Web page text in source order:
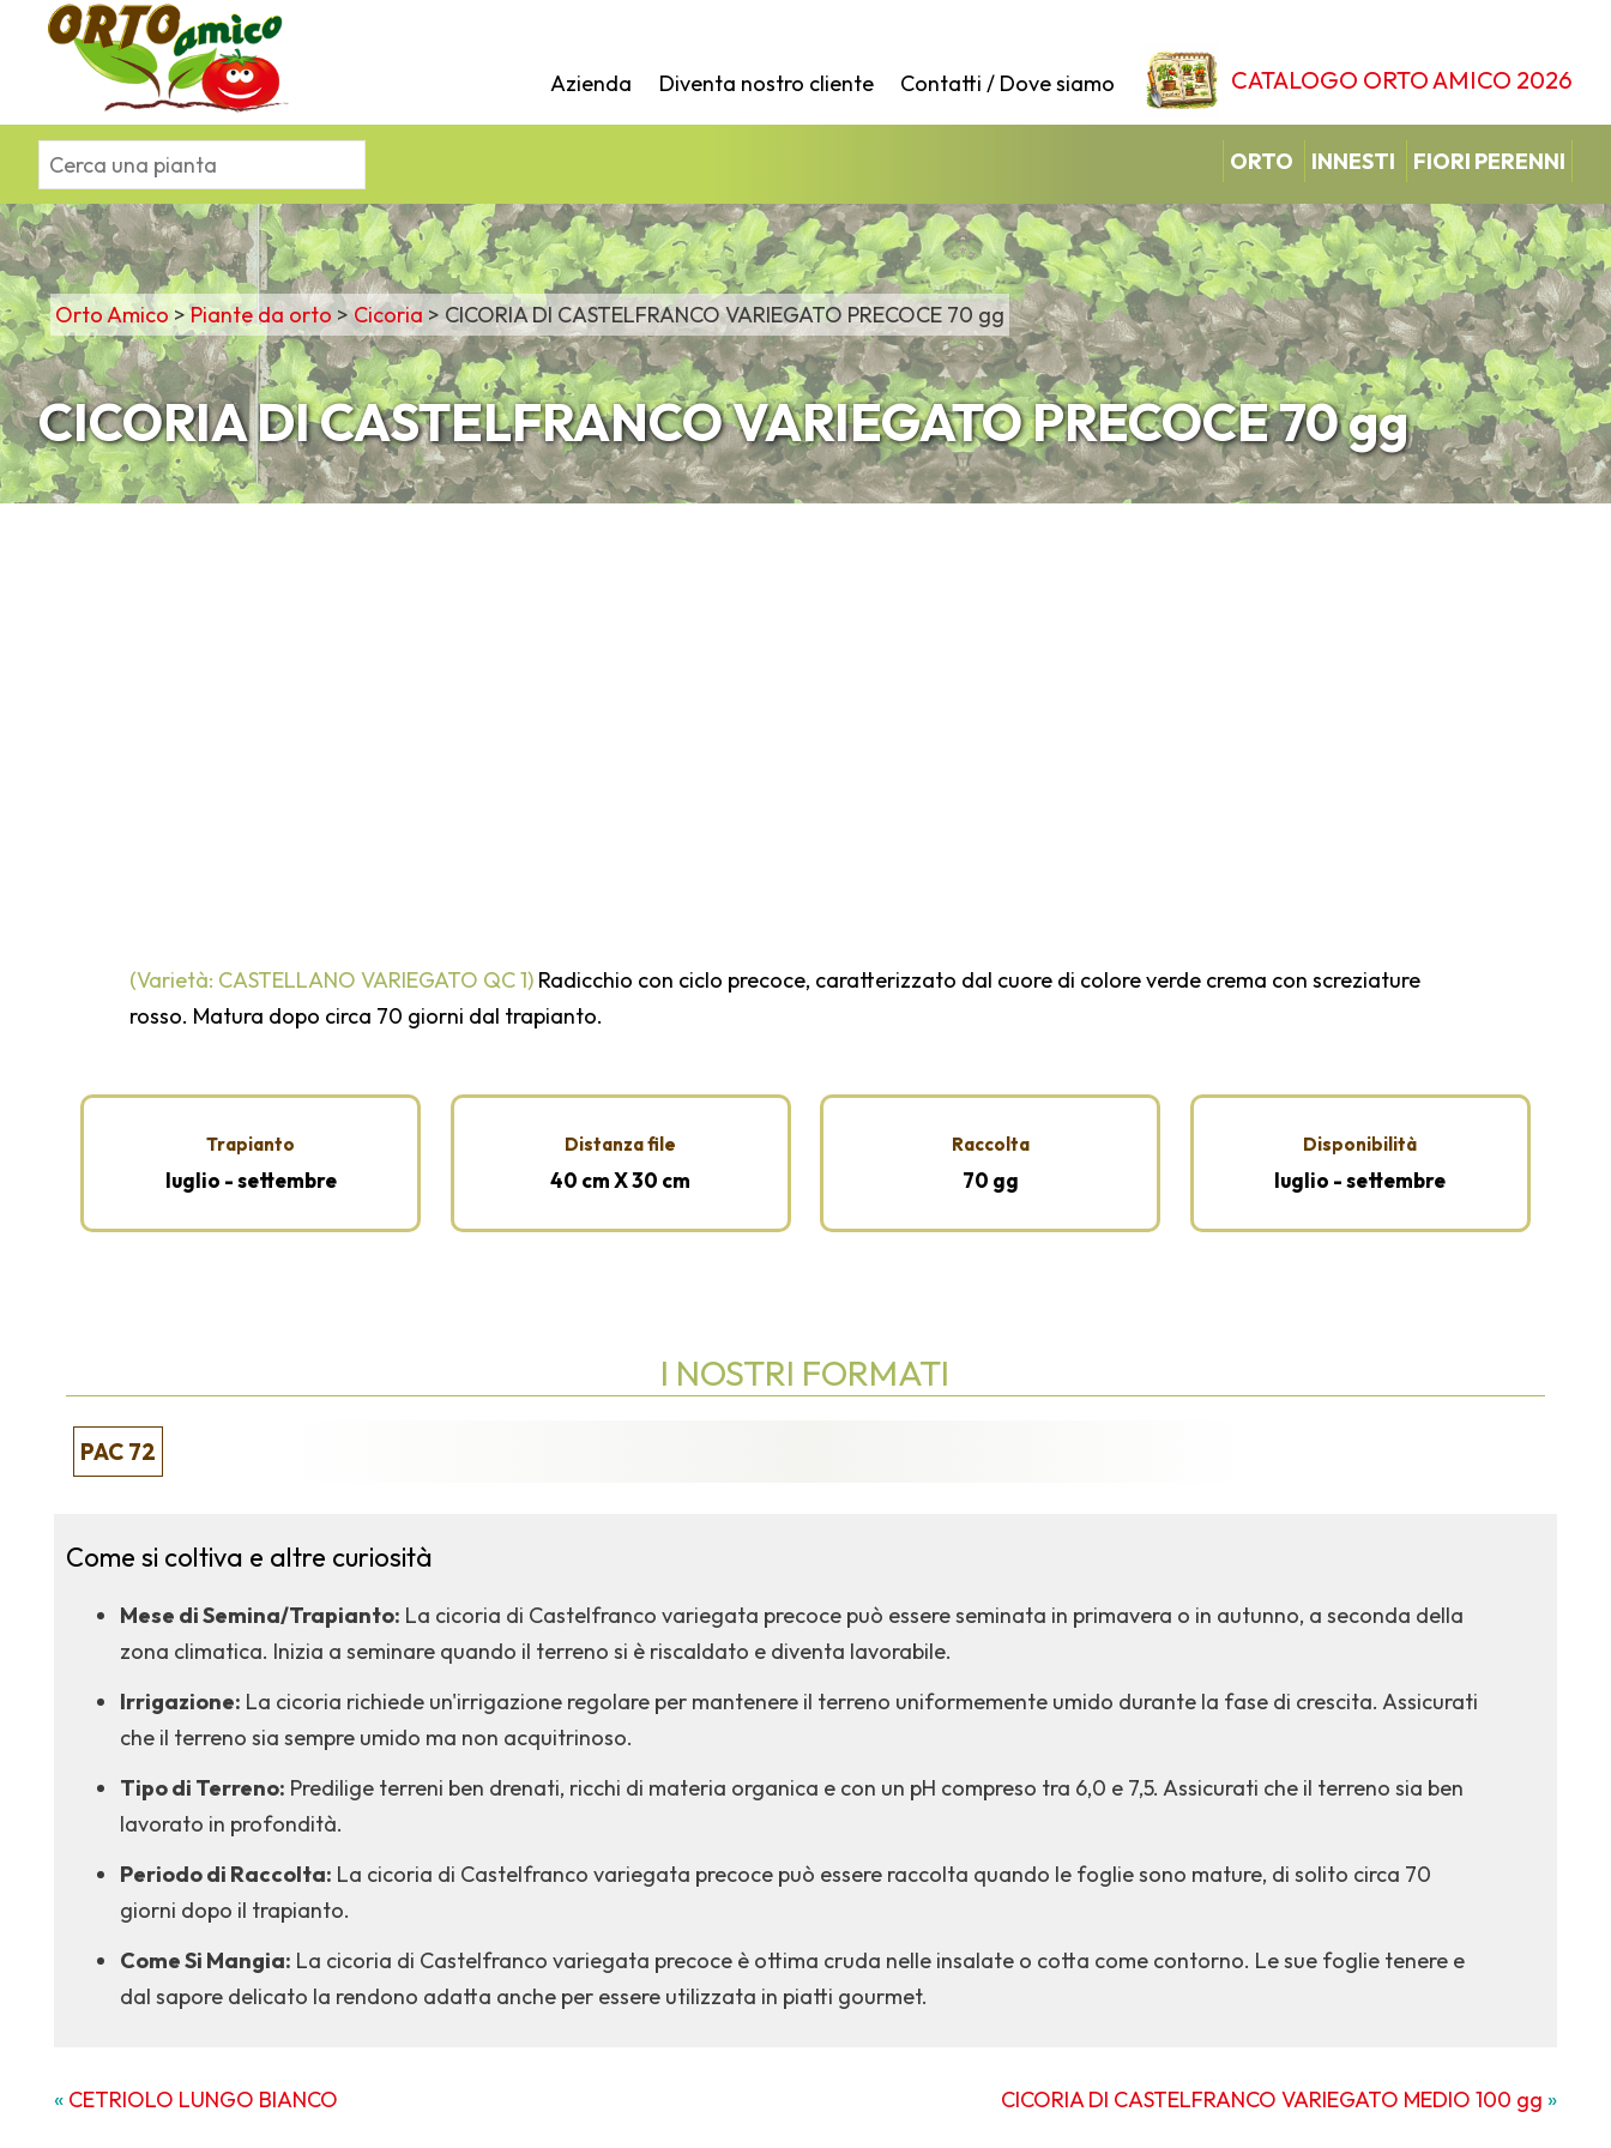
Azienda Diventa nostro cliente Contatti / Dove siamo CATALOGO ORTO AMICO 2026
ORTO INNESTI FIORI PERENNI
Orto Amico >Piante da orto >Cicoria >CICORIA DI CASTELFRANCO VARIEGATO PRECOCE 70 gg
CICORIA DI CASTELFRANCO VARIEGATO PRECOCE 70 gg
(Varietà: CASTELLANO VARIEGATO QC 1)Radicchio con ciclo precoce, caratterizzato dal cuore di colore verde crema con screziature
rosso. Matura dopo circa 70 giorni dal trapianto.
Trapianto
luglio - settembre
Distanza file
40 cm X 30 cm
Raccolta
70 gg
Disponibilità
luglio - settembre
I NOSTRI FORMATI
PAC 72
Come si coltiva e altre curiosità
Mese di Semina/Trapianto: La cicoria di Castelfranco variegata precoce può essere seminata in primavera o in autunno, a seconda della
zona climatica. Inizia a seminare quando il terreno si è riscaldato e diventa lavorabile.
Irrigazione: La cicoria richiede un'irrigazione regolare per mantenere il terreno uniformemente umido durante la fase di crescita. Assicurati
che il terreno sia sempre umido ma non acquitrinoso.
Tipo di Terreno: Predilige terreni ben drenati, ricchi di materia organica e con un pH compreso tra 6,0 e 7,5. Assicurati che il terreno sia ben
lavorato in profondità.
Periodo di Raccolta: La cicoria di Castelfranco variegata precoce può essere raccolta quando le foglie sono mature, di solito circa 70
giorni dopo il trapianto.
Come Si Mangia: La cicoria di Castelfranco variegata precoce è ottima cruda nelle insalate o cotta come contorno. Le sue foglie tenere e
dal sapore delicato la rendono adatta anche per essere utilizzata in piatti gourmet.
« CETRIOLO LUNGO BIANCO CICORIA DI CASTELFRANCO VARIEGATO MEDIO 100 gg »